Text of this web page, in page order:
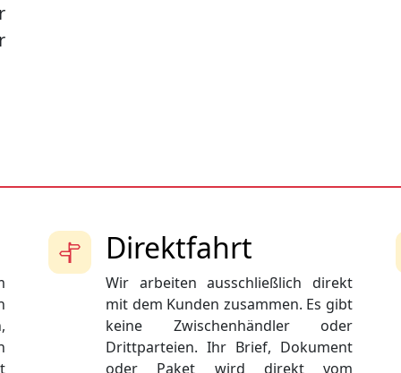
Direktfahrt
Wir arbeiten ausschließlich direkt
mit dem Kunden zusammen. Es gibt
keine Zwischenhändler oder
Drittparteien. Ihr Brief, Dokument
oder Paket wird direkt vom